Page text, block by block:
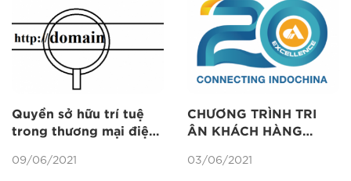
lãnh đạo và đội ngũ luật sư,
chuyên viên của công ty,
tôi xin trân trọng gửi tới
Quý Khách hàng, Quý Đối
tác những tình cảm,...
Quyền sở hữu trí tuệ
trong thương mại điện
Web và sử dụng nhãn
09/06/2021
CHƯƠNG TRÌNH TRI
ÂN KHÁCH HÀNG
THÀNH LẬP
03/06/2021